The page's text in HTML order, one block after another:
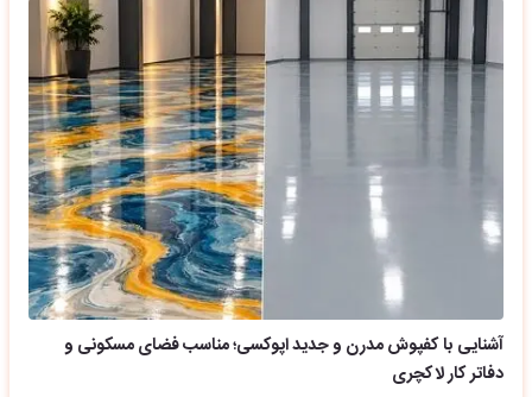
آشنایی با کفپوش مدرن و جدید اپوکسی؛ مناسب فضای مسکونی و
دفاتر کار لاکچری